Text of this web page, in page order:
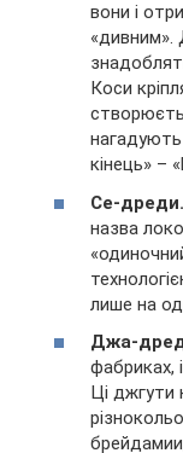
вони і
«дивним».
Коси
нагадують
кінець» –
Се-дреди.
назва
лише на
Джа-
фабриках,
Ці джгути